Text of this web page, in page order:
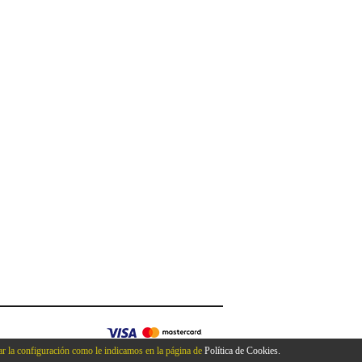
la configuración como le indicamos en la página de Política de Cookies.